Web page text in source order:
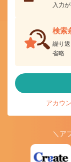
入力
検索
繰り
省略
アカウ
＼ア